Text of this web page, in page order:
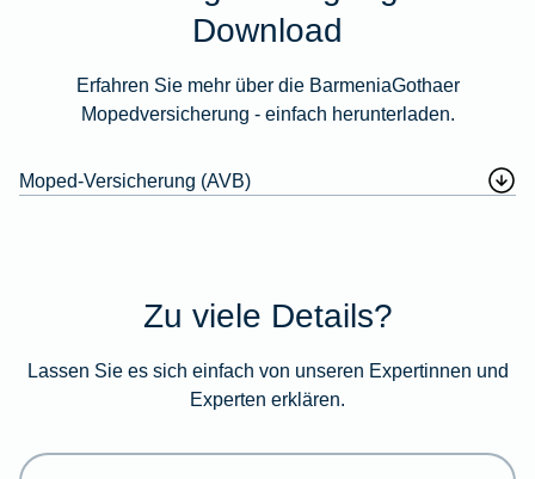
Download
Erfahren Sie mehr über die BarmeniaGothaer
Mopedversicherung - einfach herunterladen.
Moped-Versicherung (AVB)
Zu viele Details?
Lassen Sie es sich einfach von unseren Expertinnen und
Experten erklären.